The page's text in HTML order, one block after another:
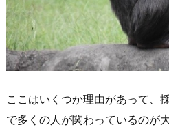
ここはいくつか理由があって、
で多くの人が関わっているのが大